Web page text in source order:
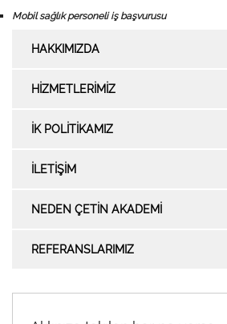
Mobil sağlık personeli iş başvurusu
HAKKIMIZDA
HİZMETLERİMİZ
İK POLİTİKAMIZ
İLETİŞİM
NEDEN ÇETİN AKADEMİ
REFERANSLARIMIZ